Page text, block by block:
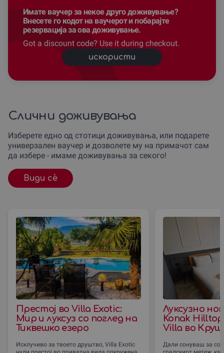
Имате ваучер за некое друго доживување?
Внесете го кодот на ваучерот и побарајте
резервација за ова доживување.
Got a discount code? Use it during checkout.
искористи
Слични доживувања
Изберете едно од стотици доживувања, или подарете
универзален ваучер и дозволете му на примачот сам
да избере - имаме доживувања за секого!
Види сè
Престој во Villa Exotic:
Мир и луксуз со поглед на
Тиквешко езеро
Исклучиво за твоето друштво, Villa Exotic
Луксузно
Konak
Villa во
Дали сонуваш за